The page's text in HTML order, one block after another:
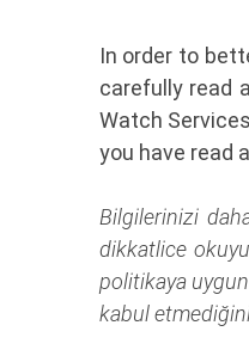
In order to
carefully read
Watch
you have read
Bilgilerinizi
dikkatlice
politikaya
kabul